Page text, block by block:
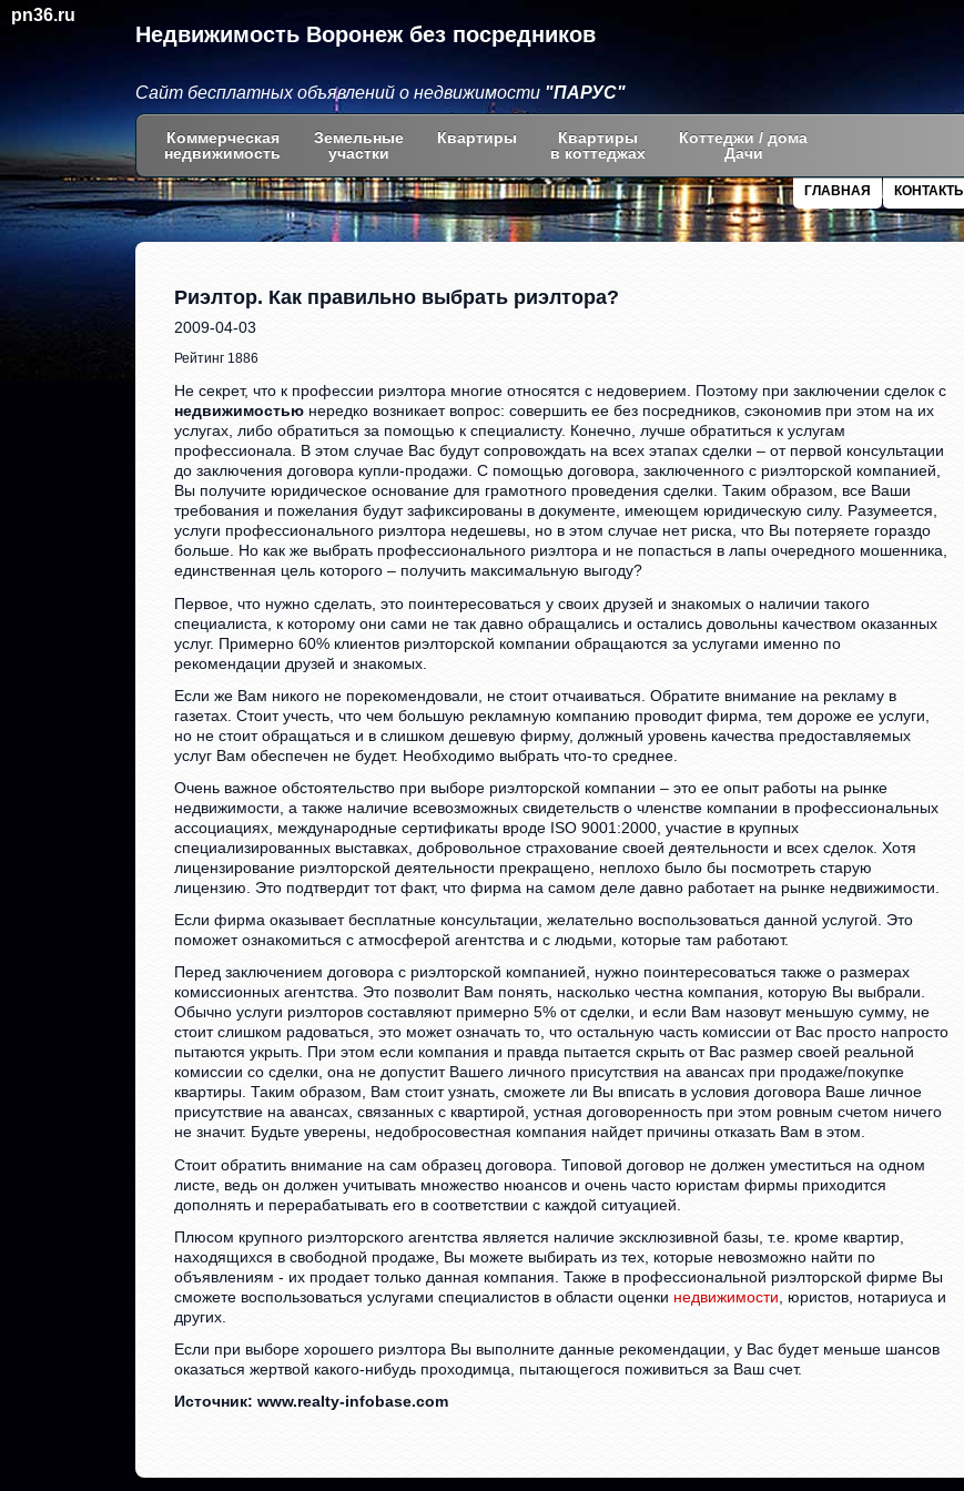
pn36.ru
Недвижимость Воронеж без посредников
Сайт бесплатных объявлений о недвижимости "ПАРУС"
Коммерческая
недвижимость
Земельные
участки
Квартиры
Квартиры
в коттеджах
Коттеджи / дома
Дачи
КОНТАКТЫ
ГЛАВНАЯ
Риэлтор. Как правильно выбрать риэлтора?
2009-04-03
Рейтинг 1886
Не секрет, что к профессии риэлтора многие относятся с недоверием. Поэтому при заключении сделок с
недвижимостью нередко возникает вопрос: совершить ее без посредников, сэкономив при этом на их
услугах, либо обратиться за помощью к специалисту. Конечно, лучше обратиться к услугам
профессионала. В этом случае Вас будут сопровождать на всех этапах сделки – от первой консультации
до заключения договора купли-продажи. С помощью договора, заключенного с риэлторской компанией,
Вы получите юридическое основание для грамотного проведения сделки. Таким образом, все Ваши
требования и пожелания будут зафиксированы в документе, имеющем юридическую силу. Разумеется,
услуги профессионального риэлтора недешевы, но в этом случае нет риска, что Вы потеряете гораздо
больше. Но как же выбрать профессионального риэлтора и не попасться в лапы очередного мошенника,
единственная цель которого – получить максимальную выгоду?
Первое, что нужно сделать, это поинтересоваться у своих друзей и знакомых о наличии такого
специалиста, к которому они сами не так давно обращались и остались довольны качеством оказанных
услуг. Примерно 60% клиентов риэлторской компании обращаются за услугами именно по
рекомендации друзей и знакомых.
Если же Вам никого не порекомендовали, не стоит отчаиваться. Обратите внимание на рекламу в
газетах. Стоит учесть, что чем большую рекламную компанию проводит фирма, тем дороже ее услуги,
но не стоит обращаться и в слишком дешевую фирму, должный уровень качества предоставляемых
услуг Вам обеспечен не будет. Необходимо выбрать что-то среднее.
Очень важное обстоятельство при выборе риэлторской компании – это ее опыт работы на рынке
недвижимости, а также наличие всевозможных свидетельств о членстве компании в профессиональных
ассоциациях, международные сертификаты вроде ISO 9001:2000, участие в крупных
специализированных выставках, добровольное страхование своей деятельности и всех сделок. Хотя
лицензирование риэлторской деятельности прекращено, неплохо было бы посмотреть старую
лицензию. Это подтвердит тот факт, что фирма на самом деле давно работает на рынке недвижимости.
Если фирма оказывает бесплатные консультации, желательно воспользоваться данной услугой. Это
поможет ознакомиться с атмосферой агентства и с людьми, которые там работают.
Перед заключением договора с риэлторской компанией, нужно поинтересоваться также о размерах
комиссионных агентства. Это позволит Вам понять, насколько честна компания, которую Вы выбрали.
Обычно услуги риэлторов составляют примерно 5% от сделки, и если Вам назовут меньшую сумму, не
стоит слишком радоваться, это может означать то, что остальную часть комиссии от Вас просто напросто
пытаются укрыть. При этом если компания и правда пытается скрыть от Вас размер своей реальной
комиссии со сделки, она не допустит Вашего личного присутствия на авансах при продаже/покупке
квартиры. Таким образом, Вам стоит узнать, сможете ли Вы вписать в условия договора Ваше личное
присутствие на авансах, связанных с квартирой, устная договоренность при этом ровным счетом ничего
не значит. Будьте уверены, недобросовестная компания найдет причины отказать Вам в этом.
Стоит обратить внимание на сам образец договора. Типовой договор не должен уместиться на одном
листе, ведь он должен учитывать множество нюансов и очень часто юристам фирмы приходится
дополнять и перерабатывать его в соответствии с каждой ситуацией.
Плюсом крупного риэлторского агентства является наличие эксклюзивной базы, т.е. кроме квартир,
находящихся в свободной продаже, Вы можете выбирать из тех, которые невозможно найти по
объявлениям - их продает только данная компания. Также в профессиональной риэлторской фирме Вы
сможете воспользоваться услугами специалистов в области оценки недвижимости , юристов, нотариуса и
других.
Если при выборе хорошего риэлтора Вы выполните данные рекомендации, у Вас будет меньше шансов
оказаться жертвой какого-нибудь проходимца, пытающегося поживиться за Ваш счет.
Источник: www.realty-infobase.com